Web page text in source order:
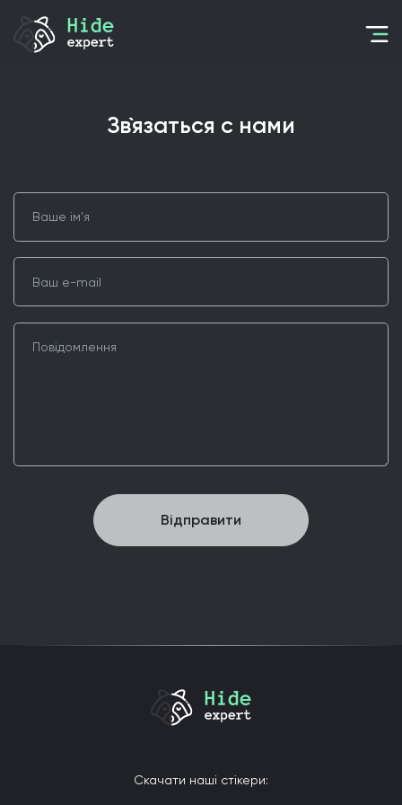
зв`язаться с нами
відправити
Скачати наші стікери: